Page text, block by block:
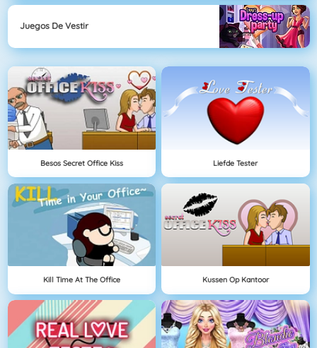
Juegos De Vestir
Besos Secret Office Kiss Liefde Tester
Kill Time At The Office Kussen Op Kantoor